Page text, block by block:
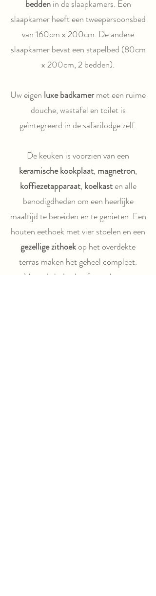
beddenin de slaapkamers. Een
slaapkamer heeft een tweepersoonsbed
van 160cm x 200cm. De andere
slaapkamer bevat een stapelbed (80cm
x 200cm, 2 bedden).
Uw eigen luxe badkamermet een ruime
douche, wastafel en toilet is
geïntegreerd in de safarilodge zelf.
De keuken is voorzien van een
keramische kookplaat, magnetron,
koffiezetapparaat, koelkasten alle
benodigdheden om een heerlijke
maaltijd te bereiden en te genieten. Een
houten eethoek met vier stoelen en een
gezellige zithoekop het overdekte
terras maken het geheel compleet.
Voor de lodge heeft u ook twee